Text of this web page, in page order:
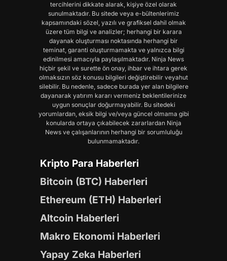
tercihlerini dikkate alarak, kişiye özel olarak
sunulmaktadır. Bu sitede veya e-bültenlerimiz
kapsamındaki sözel, yazılı ve grafiksel dahil olmak
üzere tüm bilgi ve analizler; herhangi bir karara
dayanak oluşturması noktasında herhangi bir
teminat, garanti oluşturmamakta ve yalnızca bilgi
edinilmesi amacıyla paylaşılmaktadır. Ninja News
hiçbir şekil ve surette ön onay, ihbar ve ihtara gerek
olmaksızın söz konusu bilgileri değiştirebilir veyahut
silebilir. Bu nedenle, sadece burada yer alan bilgilere
dayanarak yatırım kararı vermeniz beklentilerinize
uygun sonuçlar doğurmayabilir. Bu sitedeki
yorumlardan, eksik bilgi ve/veya güncel olmama gibi
konularda ortaya çıkabilecek zararlardan Ninja
News ve çalışanlarının herhangi bir sorumluluğu
bulunmamaktadır.
Kripto Para Haberleri
Bitcoin (BTC) Haberleri
Ethereum (ETH) Haberleri
Altcoin Haberleri
Makro Ekonomi Haberleri
Yapay Zeka Haberleri